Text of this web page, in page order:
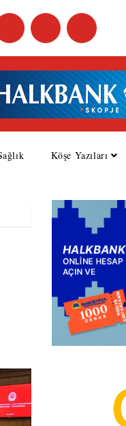
Köşe Yazıları